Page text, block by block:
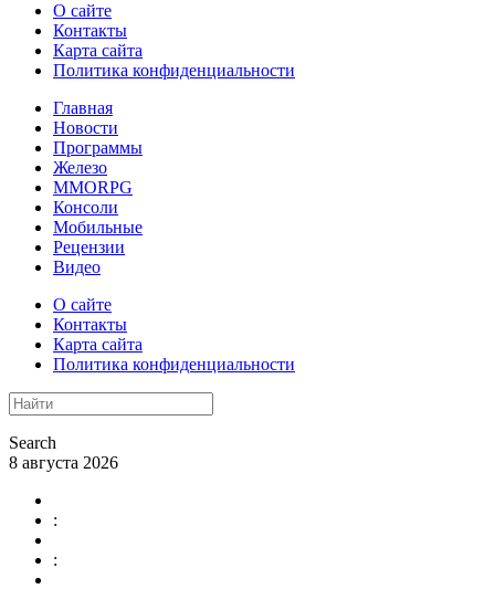
О сайте
Контакты
Карта сайта
Политика конфиденциальности
Главная
Новости
Программы
Железо
MMORPG
Консоли
Мобильные
Рецензии
Видео
О сайте
Контакты
Карта сайта
Политика конфиденциальности
Search
8 августа 2026
:
: